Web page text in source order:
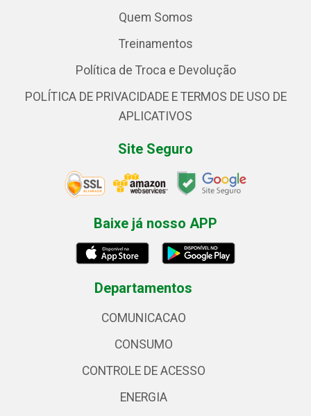
Quem Somos
Treinamentos
Política de Troca e Devolução
POLÍTICA DE PRIVACIDADE E TERMOS DE USO DE
APLICATIVOS
Site Seguro
Baixe já nosso APP
Departamentos
COMUNICACAO
CONSUMO
CONTROLE DE ACESSO
ENERGIA